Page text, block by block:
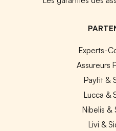
Experts-
Assureurs
Payfit &
Lucca &
Nibelis &
Livi &